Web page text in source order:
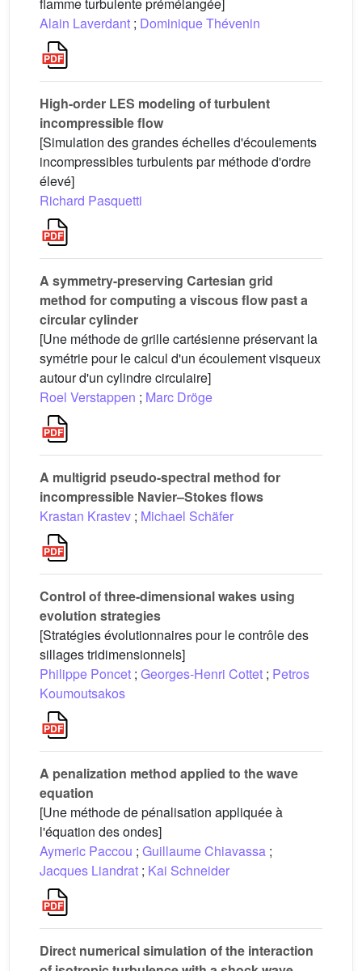
Alain Laverdant ; Dominique Thévenin
High-order LES modeling of turbulent
incompressible flow
[Simulation des grandes échelles d'écoulements
incompressibles turbulents par méthode d'ordre
élevé]
Richard Pasquetti
A symmetry-preserving Cartesian grid
method for computing a viscous flow past a
circular cylinder
[Une méthode de grille cartésienne préservant la
symétrie pour le calcul d'un écoulement visqueux
autour d'un cylindre circulaire]
Roel Verstappen ; Marc Dröge
A multigrid pseudo-spectral method for
incompressible Navier–Stokes flows
Krastan Krastev ; Michael Schäfer
Control of three-dimensional wakes using
evolution strategies
[Stratégies évolutionnaires pour le contrôle des
sillages tridimensionnels]
Philippe Poncet ; Georges-Henri Cottet ; Petros
Koumoutsakos
A penalization method applied to the wave
equation
[Une méthode de pénalisation appliquée à
l'équation des ondes]
Aymeric Paccou ; Guillaume Chiavassa ;
Jacques Liandrat ; Kai Schneider
Direct numerical simulation of the interaction